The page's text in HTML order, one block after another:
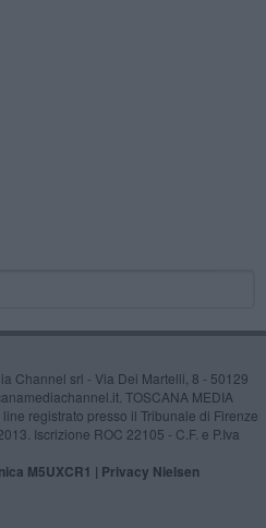
Channel srl - Via Dei Martelli, 8 - 50129
TOSCANA MEDIA
registrato presso il Tribunale di Firenze
Iscrizione ROC 22105 - C.F. e P.Iva
M5UXCR1 | Privacy Nielsen